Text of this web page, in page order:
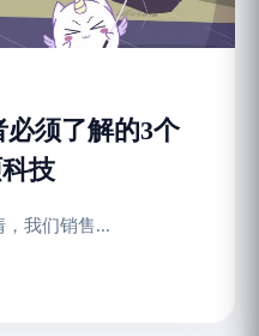
必须了解的3个
技
我们销售...